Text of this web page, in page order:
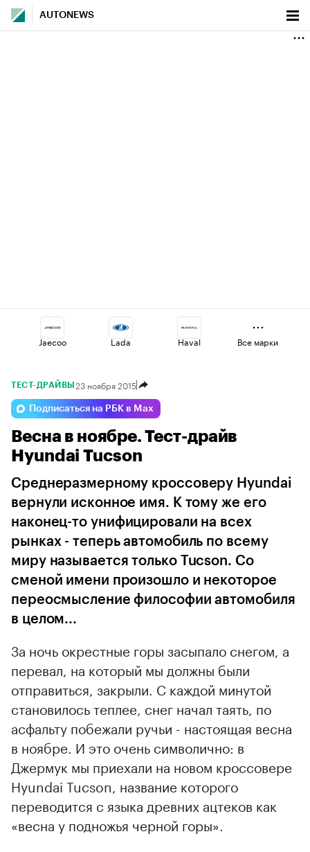
AUTONEWS
Jaecoo Lada Haval
Esteo Volga
Omoda Voyah Geely
Все марки
ТЕСТ-ДРАЙВЫ 23 ноября 2015
Подписаться на РБК в Max
Весна в ноябре. Тест-драйв
Hyundai Tucson
Среднеразмерному кроссоверу Hyundai
вернули исконное имя. К тому же его
наконец-то унифицировали на всех
рынках - теперь автомобиль по всему
миру называется только Tucson. Со
сменой имени произошло и некоторое
переосмысление философии автомобиля
в целом...
За ночь окрестные горы засыпало снегом, а
перевал, на который мы должны были
отправиться, закрыли. С каждой минутой
становилось теплее, снег начал таять, по
асфальту побежали ручьи - настоящая весна
в ноябре. И это очень символично: в
Джермук мы приехали на новом кроссовере
Hyundai Tucson, название которого
переводится с языка древних ацтеков как
«весна у подножья черной горы».